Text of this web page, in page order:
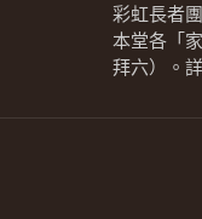
彩虹長者
本堂各「
拜六）。